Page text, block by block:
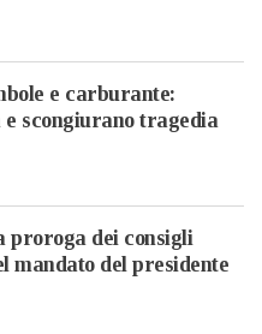
e carburante:
scongiurano tragedia
proroga dei consigli
mandato del presidente